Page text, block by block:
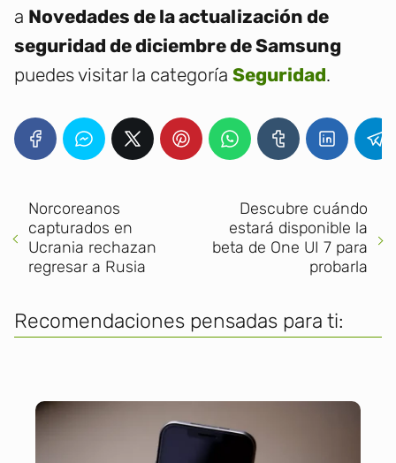
a Novedades de la actualización de
seguridad de diciembre de Samsung
puedes visitar la categoría Seguridad.
Norcoreanos
capturados en
Ucrania rechazan
regresar a Rusia
Descubre cuándo
estará disponible la
beta de One UI 7 para
probarla
Recomendaciones pensadas para ti: